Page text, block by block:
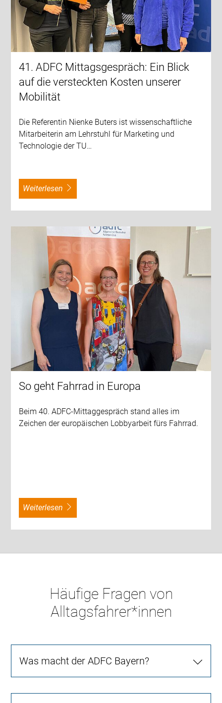
41. ADFC Mittagsgespräch: Ein Blick
auf die versteckten Kosten unserer
Mobilität
Die Referentin Nienke Buters ist wissenschaftliche
Mitarbeiterin am Lehrstuhl für Marketing und
Technologie der TU…
weiterlesen
So geht Fahrrad in Europa
Beim 40. ADFC-Mittaggespräch stand alles im
Zeichen der europäischen Lobbyarbeit fürs Fahrrad.
weiterlesen
Häufige Fragen von
Alltagsfahrer*innen
Was macht der ADFC Bayern?